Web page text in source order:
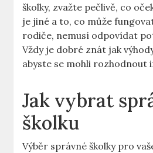
školky, zvažte pečlivě, co
je jiné a to, co může
rodiče, nemusí odpovídat
Vždy je dobré znát jak
abyste se mohli rozhodnout
Jak vybrat
školku
Výběr správné školky pro